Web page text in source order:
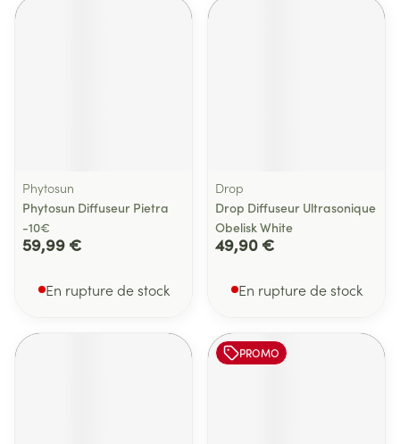
Phytosun
Phytosun Diffuseur Pietra
-10€
59,99 €
En rupture de stock
Drop
Drop Diffuseur Ultrasonique
Obelisk White
49,90 €
En rupture de stock
PROMO